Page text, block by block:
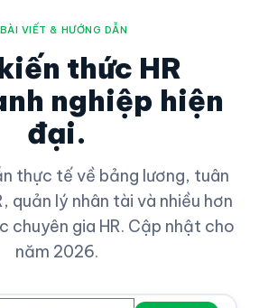
VIẾT & HƯỚNG DẪN
thức HR
nghiệp hiện
đại.
thực tế về bảng lương, tuân
quản lý nhân tài và nhiều hơn
chuyên gia HR. Cập nhật cho
năm 2026.